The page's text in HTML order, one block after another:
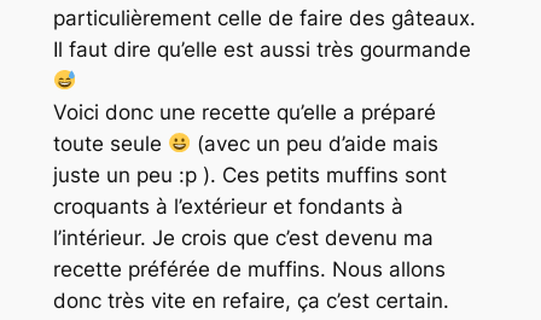
particulièrement celle de faire des gâteaux.
Il faut dire qu’elle est aussi très gourmande
Voici donc une recette qu’elle a préparé
toute seule
(avec un peu d’aide mais
juste un peu :p ). Ces petits muffins sont
croquants à l’extérieur et fondants à
l’intérieur. Je crois que c’est devenu ma
recette préférée de muffins. Nous allons
donc très vite en refaire, ça c’est certain.